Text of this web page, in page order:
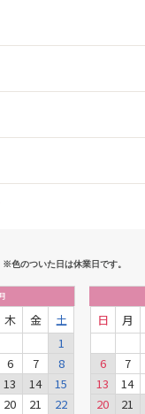
※色のついた日は休業日です。
木 金
土
1
6 7
8
13 14
15
20 21 22
日 月
6
7
13
14
20
21